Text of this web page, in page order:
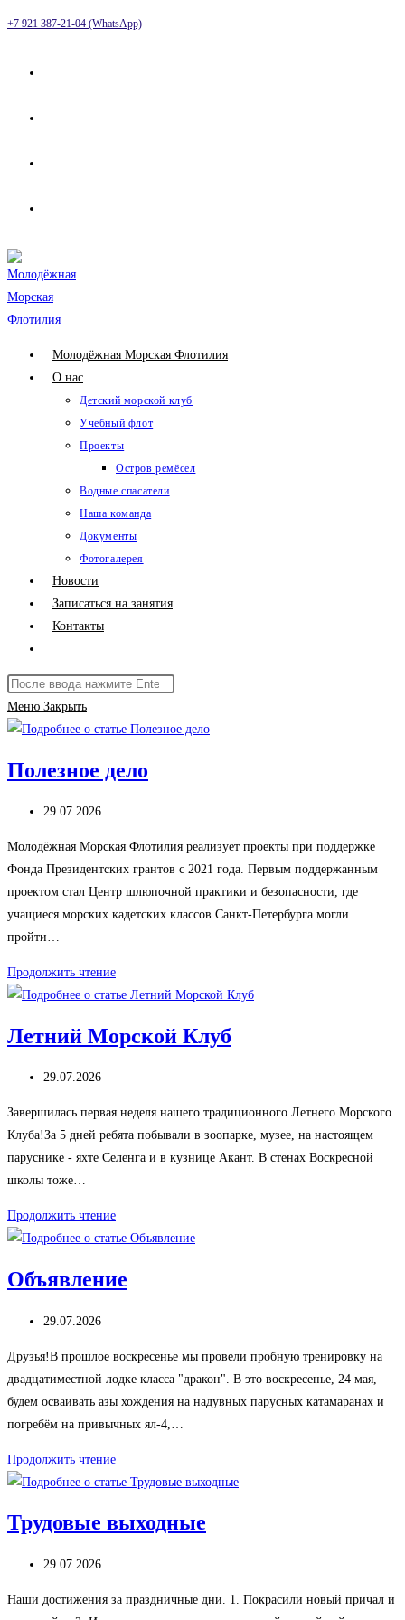
Перейти
+7 921 387-21-04 (WhatsApp)
Молодёжная Морская Флотилия
О нас
Детский морской клуб
Учебный флот
Проекты
Остров ремёсел
Водные спасатели
Наша команда
Документы
Фотогалерея
Новости
Записаться на занятия
Контакты
по
веб-
сайту
Поиск
на
сайте
Меню Закрыть
Полезное дело
Запись
29.07.2026
Молодёжная Морская Флотилия реализует проекты при поддержке
Фонда Президентских грантов с 2021 года. Первым поддержанным
проектом стал Центр шлюпочной практики и безопасности, где
учащиеся морских кадетских классов Санкт-Петербурга могли
пройти…
Продолжить чтениеПолезное
дело
Летний Морской Клуб
Запись
29.07.2026
Завершилась первая неделя нашего традиционного Летнего Морского
Клуба!За 5 дней ребята побывали в зоопарке, музее, на настоящем
паруснике - яхте Селенга и в кузнице Акант. В стенах Воскресной
школы тоже…
Продолжить чтениеЛетний
Морской
Объявление
Запись
29.07.2026
Друзья!В прошлое воскресенье мы провели пробную тренировку на
двадцатиместной лодке класса "дракон". В это воскресенье, 24 мая,
будем осваивать азы хождения на надувных парусных катамаранах и
погребём на привычных ял-4,…
Продолжить чтениеОбъявление
Трудовые выходные
Запись
29.07.2026
Наши достижения за праздничные дни. 1. Покрасили новый причал и